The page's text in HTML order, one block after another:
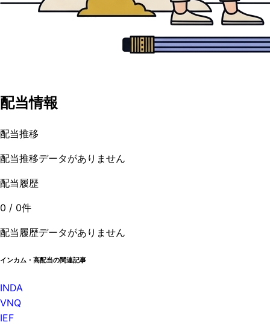
配当情報
配当推移
配当推移データがありません
配当履歴
0 / 0件
配当履歴データがありません
インカム・高配当の関連記事
INDA
VNQ
IEF